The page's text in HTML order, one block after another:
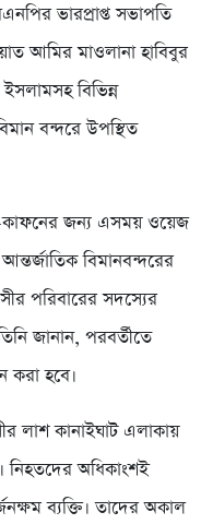
ভারপ্রাপ্ত সভাপতি
আমির মাওলানা হাবিবুর
বিভিন্ন
বন্দরে উপস্থিত
কাফনের জন্য এসময় ওয়েজ
বিমানবন্দরের
পরিবারের সদস্যের
জানান, পরবর্তীতে
করা হবে।
লাশ কানাইঘাট এলাকায়
নিহতদের অধিকাংশই
ব্যক্তি। তাদের অকাল